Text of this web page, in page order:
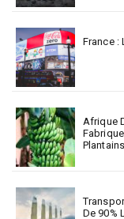
France :
Afrique
Plantains
De 90%